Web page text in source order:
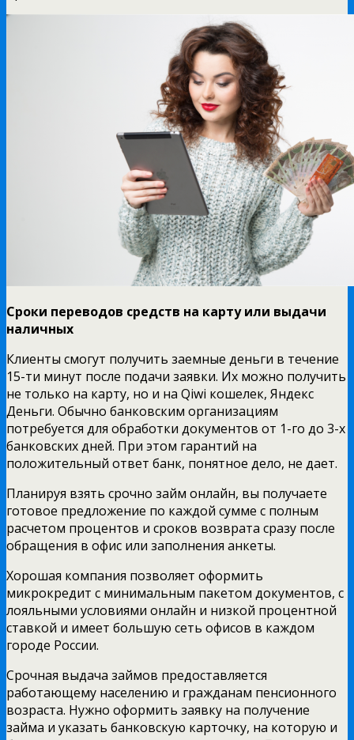
Сроки переводов средств на карту или выдачи
наличных
Клиенты смогут получить заемные деньги в течение
15-ти минут после подачи заявки. Их можно получить
не только на карту, но и на Qiwi кошелек, Яндекс
Деньги. Обычно банковским организациям
потребуется для обработки документов от 1-го до 3-х
банковских дней. При этом гарантий на
положительный ответ банк, понятное дело, не дает.
Планируя взять срочно займ онлайн, вы получаете
готовое предложение по каждой сумме с полным
расчетом процентов и сроков возврата сразу после
обращения в офис или заполнения анкеты.
Хорошая компания позволяет оформить
микрокредит с минимальным пакетом документов, с
лояльными условиями онлайн и низкой процентной
ставкой и имеет большую сеть офисов в каждом
городе России.
Срочная выдача займов предоставляется
работающему населению и гражданам пенсионного
возраста. Нужно оформить заявку на получение
займа и указать банковскую карточку, на которую и